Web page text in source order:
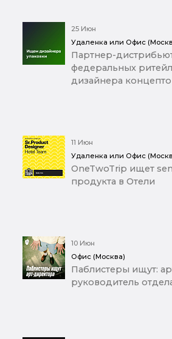
25 Июн
Удаленка или Офис
Партнер-
федеральных
дизайнера
11 Июн
Удаленка или Офис
OneTwoTrip ищет
продукта в Отели
10 Июн
Офис (Москва)
Паблистеры ищут:
руководитель